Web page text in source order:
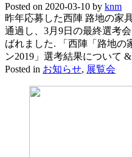
Posted on 2020-03-10 by knm
昨年応募した西陣 路地の家
通過し、3月9日の最終選考
ばれました. 「西陣「路地の
ン2019」選考結果について &
Posted in お知らせ, 展覧会